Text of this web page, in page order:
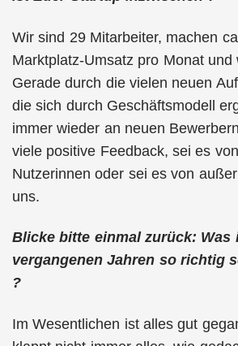
Wir sind 29 Mitarbeiter, machen
Marktplatz-Umsatz pro Monat und
Gerade durch die vielen neuen
die sich durch Geschäftsmodell
immer wieder an neuen
viele positive Feedback, sei es
Nutzerinnen oder sei es von
uns.
Blicke bitte einmal zurück: Was
vergangenen Jahren so richtig
?
Im Wesentlichen ist alles gut